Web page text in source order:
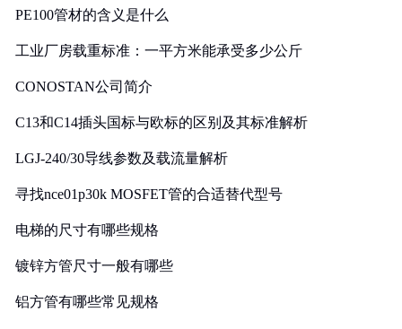
PE100管材的含义是什么
工业厂房载重标准：一平方米能承受多少公斤
CONOSTAN公司简介
C13和C14插头国标与欧标的区别及其标准解析
LGJ-240/30导线参数及载流量解析
寻找nce01p30k MOSFET管的合适替代型号
电梯的尺寸有哪些规格
镀锌方管尺寸一般有哪些
铝方管有哪些常见规格